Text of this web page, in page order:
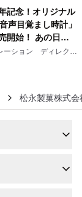
記念！オリジナル
声目覚まし時計」
開始！ あの日の
ーション ディレクト
松永製菓株式会